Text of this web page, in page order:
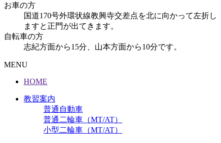
お車の方
国道170号外環状線教興寺交差点を北に向かって左折し
ますと正門が出てきます。
自転車の方
志紀方面から15分、山本方面から10分です。
MENU
HOME
教習案内
普通自動車
普通二輪車（MT/AT）
小型二輪車（MT/AT）